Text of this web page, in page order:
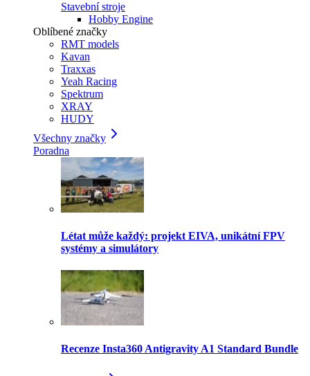
Stavební stroje
Hobby Engine
Oblíbené značky
RMT models
Kavan
Traxxas
Yeah Racing
Spektrum
XRAY
HUDY
Všechny značky
Poradna
Létat může každý: projekt EIVA, unikátní FPV
systémy a simulátory
Recenze Insta360 Antigravity A1 Standard Bundle